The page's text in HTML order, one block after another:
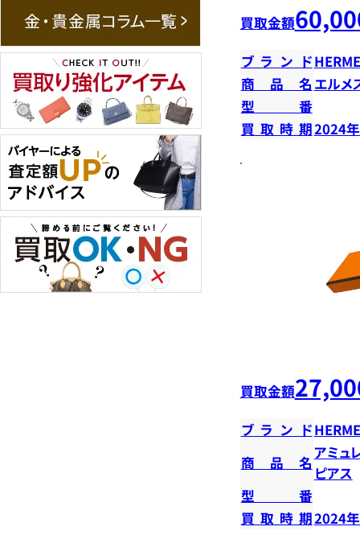
買取金額
ブランド
商品名 エルメ
型番
買取時期2024
買取金額
ブランド
商品名
アミ
ピアス
型番
買取時期2024